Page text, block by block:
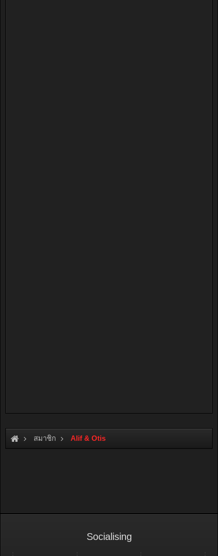
สมาชิก Alif & Otis
Socialising